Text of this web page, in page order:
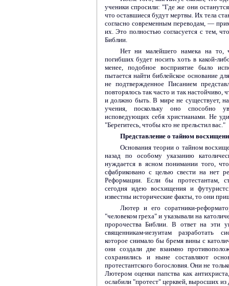
ученики спросили: "Где же они
что оставшиеся будут мертвы. Их тела
согласно современным переводам, —
их. Это полностью согласуется с тем,
Библии.
Нет ни малейшего намека на то,
погибших будет носить хоть в какой-
менее, подобное восприятие было
пытается найти библейское основание
не подтвержденное Писанием
повторялось так часто и так
и должно быть. В мире не существует,
учения, поскольку оно способно
исповедующих себя христианами. Не
"Берегитесь, чтобы кто не прельстил вас."
Представление о тайном
Основания теории о тайном
назад по особому указанию
нуждается в ясном понимании того,
сфабриковано с целью свести на нет
Реформации. Если бы протестантам,
сегодня идею восхищения и
известны исторические факты, то они
Лютер и его соратники-
"человеком греха" и указывали на
пророчества Библии. В ответ на эти
священникам-иезуитам разработать
которое снимало бы бремя вины с
они создали две взаимно
сохранились и ныне составляют
протестантского богословия. Они не
Лютером оценки папства как
ослабили "протест" церквей, выросших